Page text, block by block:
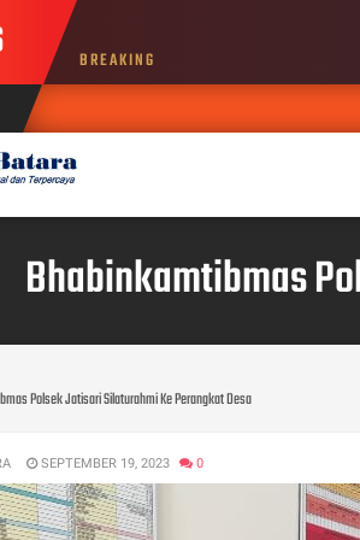
BREAKING
Bhabinkamtibmas
Polsek Jatisari Silaturahmi Ke Perangkat Desa
SEPTEMBER 19, 2023 0